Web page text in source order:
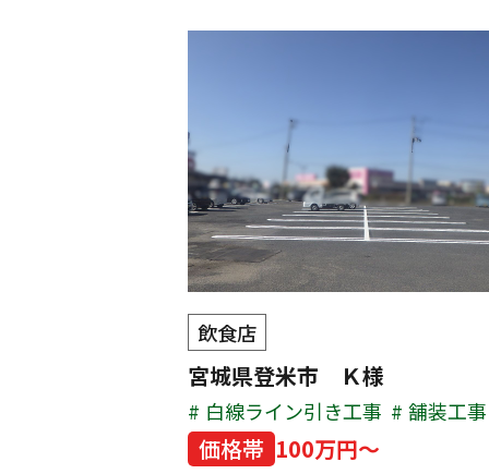
飲食店
宮城県登米市 Ｋ様
白線ライン引き工事 舗装工事
価格帯 100万円～